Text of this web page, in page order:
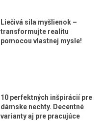
Liečivá sila myšlienok –
transformujte realitu
pomocou vlastnej mysle!
10 perfektných inšpirácií pre
dámske nechty. Decentné
varianty aj pre pracujúce